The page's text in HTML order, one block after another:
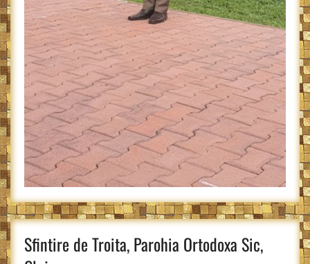
Sfintire de Troita, Parohia Ortodoxa Sic,